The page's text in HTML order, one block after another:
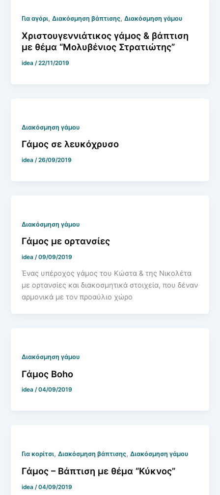
Για αγόρι,Διακόσμηση βάπτισης,Διακόσμηση γάμου
Χριστουγεννιάτικος γάμος & βάπτιση
με θέμα “Μολυβένιος Στρατιώτης”
idea /22/11/2019
Διακόσμηση γάμου
Γάμος σε λευκόχρυσο
idea/26/09/2019
Διακόσμηση γάμου
Γάμος με ορτανσίες
idea/09/09/2019
Ένας υπέροχος γάμος του Κώστα & της Νικολέτα
με ορτανσίες και διακοσμητικά στοιχεία, που δέναν
αρμονικά με τον προαύλιο χώρο
Διακόσμηση γάμου
Γάμος Boho
idea/04/09/2019
Για κορίτσι,Διακόσμηση βάπτισης,Διακόσμηση γάμου
Γάμος – Βάπτιση με θέμα “Κύκνος”
idea /04/09/2019